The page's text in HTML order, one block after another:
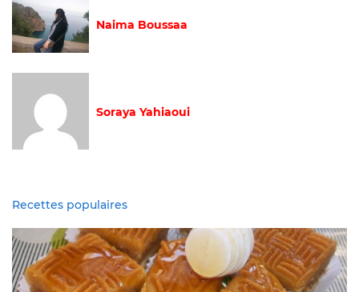
Naima Boussaa
Soraya Yahiaoui
Recettes populaires